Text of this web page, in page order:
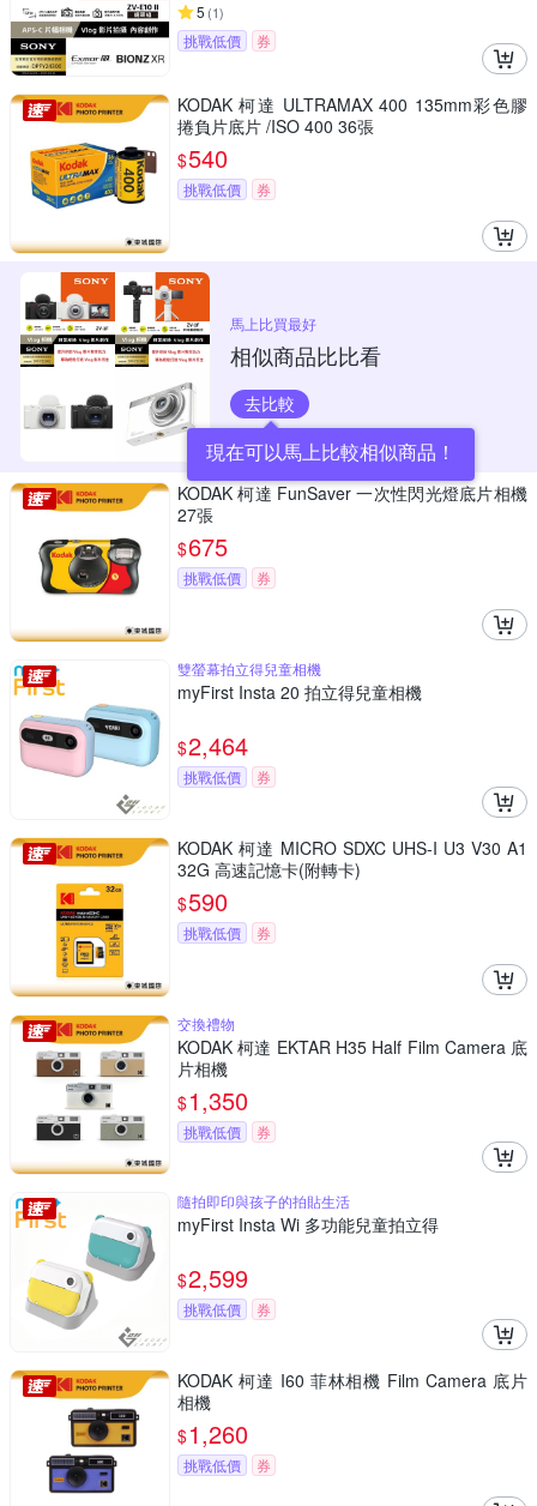
5 (1)
挑戰低價 券
KODAK 柯達 ULTRAMAX 400 135mm彩色膠
捲負片底片 /ISO 400 36張
$540
挑戰低價 券
馬上比買最好
相似商品比比看
去比較
現在可以馬上比較相似商品！
KODAK 柯達 FunSaver 一次性閃光燈底片相機
27張
$675
挑戰低價 券
雙螢幕拍立得兒童相機
myFirst Insta 20 拍立得兒童相機
$2,464
挑戰低價 券
KODAK 柯達 MICRO SDXC UHS-I U3 V30 A1
32G 高速記憶卡(附轉卡)
$590
挑戰低價 券
交換禮物
KODAK 柯達 EKTAR H35 Half Film Camera 底
片相機
$1,350
挑戰低價 券
隨拍即印與孩子的拍貼生活
myFirst Insta Wi 多功能兒童拍立得
$2,599
挑戰低價 券
KODAK 柯達 I60 菲林相機 Film Camera 底片
相機
$1,260
挑戰低價 券